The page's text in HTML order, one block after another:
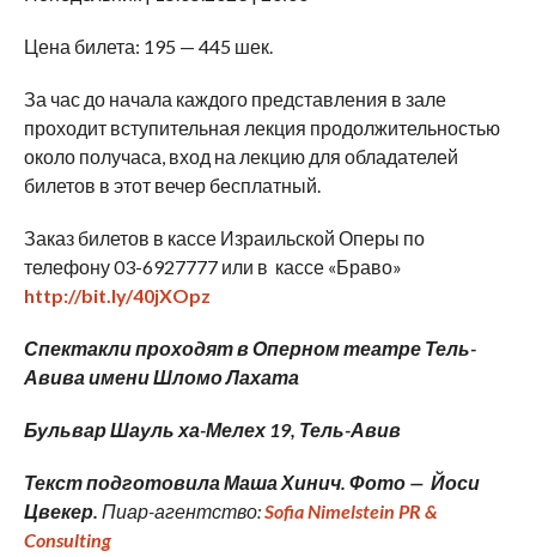
Цена билета: 195 — 445 шек.
За час до начала каждого представления в зале
проходит вступительная лекция продолжительностью
около получаса, вход на лекцию для обладателей
билетов в этот вечер бесплатный.
Заказ билетов в кассе Израильской Оперы по
телефону 03-6927777 или в кассе «Браво»
http://bit.ly/40jXOpz
Спектакли проходят в Оперном театре Тель-
Авива имени Шломо Лахата
Бульвар Шауль ха-Мелех 19, Тель-Авив
Текст подготовила Маша Хинич. Фото — Йоси
Цвекер. Пиар-агентство:Sofia Nimelstein PR &
Consulting